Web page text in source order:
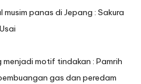
panas di Jepang : Sakura
menjadi motif tindakan : Pamrih
gas dan peredam